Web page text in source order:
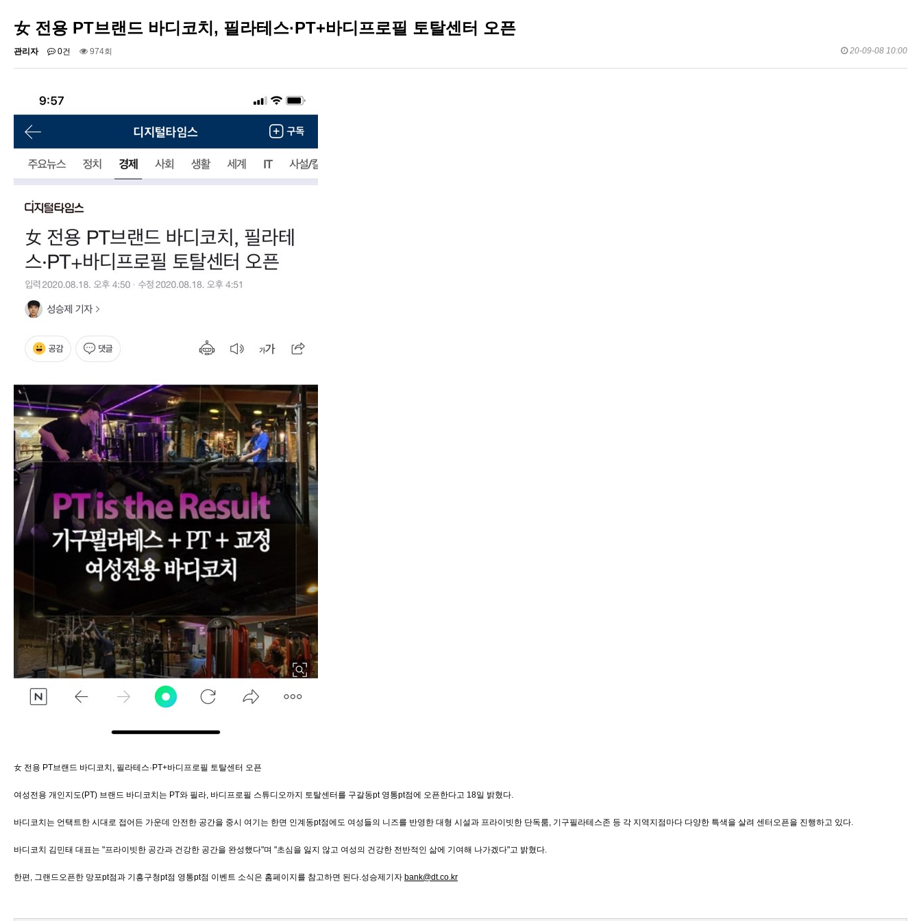
女 전용 PT브랜드 바디코치, 필라테스·PT+바디프로필 토탈센터 오픈
관리자 0건 974회 20-09-08 10:00
女 전용 PT브랜드 바디코치, 필라테스·PT+바디프로필 토탈센터 오픈
여성전용 개인지도(PT) 브랜드 바디코치는 PT와 필라, 바디프로필 스튜디오까지 토탈센터를 구갈동pt 영통pt점에 오픈한다고 18일 밝혔다.
바디코치는 언택트한 시대로 접어든 가운데 안전한 공간을 중시 여기는 한면 인계동pt점에도 여성들의 니즈를 반영한 대형 시설과 프라이빗한 단독룸, 기구필라테스존 등 각 지역지점마다 다양한 특색을 살려 센터오픈을 진행하고 있다.
바디코치 김민태 대표는 "프라이빗한 공간과 건강한 공간을 완성했다"며 "초심을 잃지 않고 여성의 건강한 전반적인 삶에 기여해 나가겠다"고 밝혔다.
한편, 그랜드오픈한 망포pt점과 기흥구청pt점 영통pt점 이벤트 소식은 홈페이지를 참고하면 된다.성승제기자 bank@dt.co.kr